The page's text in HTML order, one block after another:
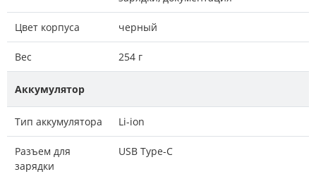
Цвет корпуса черный
Вес 254 г
Аккумулятор
Тип аккумулятора Li-ion
Разъем для
зарядки
USB Type-C